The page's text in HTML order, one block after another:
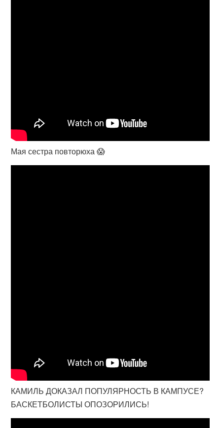
Мая сестра повторюха 😱
КАМИЛЬ ДОКАЗАЛ ПОПУЛЯРНОСТЬ В КАМПУСЕ?
БАСКЕТБОЛИСТЫ ОПОЗОРИЛИСЬ!